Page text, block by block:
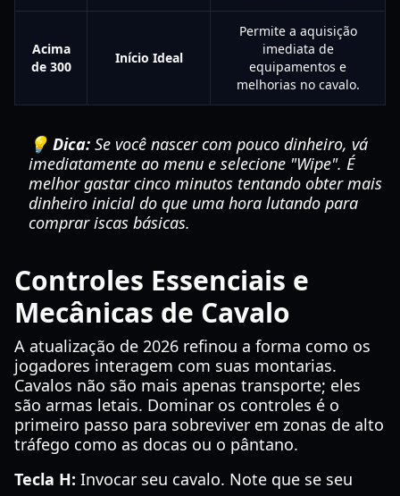
Acima
de 300
Início Ideal
Permite a aquisição
imediata de
equipamentos e
melhorias no cavalo.
💡 Dica: Se você nascer com pouco dinheiro, vá
imediatamente ao menu e selecione "Wipe". É
melhor gastar cinco minutos tentando obter mais
dinheiro inicial do que uma hora lutando para
comprar iscas básicas.
Controles Essenciais e
Mecânicas de Cavalo
A atualização de 2026 refinou a forma como os
jogadores interagem com suas montarias.
Cavalos não são mais apenas transporte; eles
são armas letais. Dominar os controles é o
primeiro passo para sobreviver em zonas de alto
tráfego como as docas ou o pântano.
Tecla H: Invocar seu cavalo. Note que se seu